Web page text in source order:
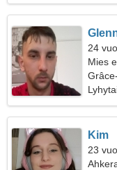
24
Mies
Kim
23